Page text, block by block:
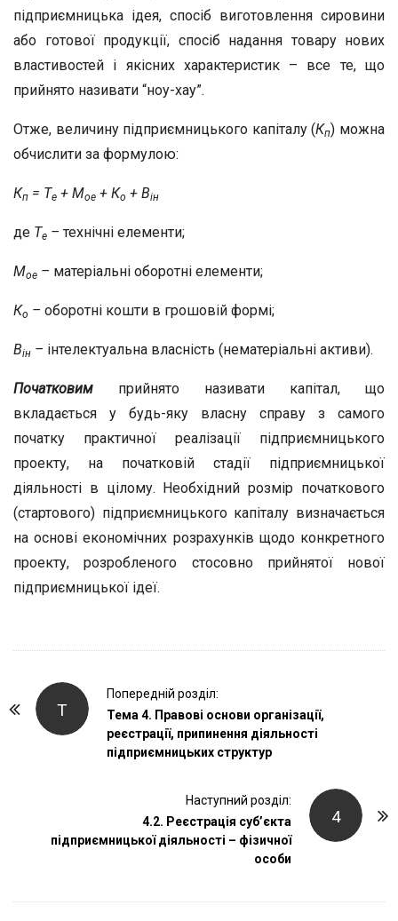
підприємницька ідея, спосіб виготовлення сировини
або готової продукції, спосіб надання товару нових
властивостей і якісних характеристик – все те, що
прийнято називати “ноу-хау”.
Отже, величину підприємницького капіталу (Кп) можна
обчислити за формулою:
Кп = Те + Мое + Ко + Він
де Те – технічні елементи;
Мое – матеріальні оборотні елементи;
Ко – оборотні кошти в грошовій формі;
Він – інтелектуальна власність (нематеріальні активи).
Початковим прийнято називати капітал, що
вкладається у будь-яку власну справу з самого
початку практичної реалізації підприємницького
проекту, на початковій стадії підприємницької
діяльності в цілому. Необхідний розмір початкового
(стартового) підприємницького капіталу визначається
на основі економічних розрахунків щодо конкретного
проекту, розробленого стосовно прийнятої нової
підприємницької ідеї.
Т
Попередній розділ:
Тема 4. Правові основи організації,
реєстрації, припинення діяльності
підприємницьких структур
4
Наступний розділ:
4.2. Реєстрація суб’єкта
підприємницької діяльності – фізичної
особи